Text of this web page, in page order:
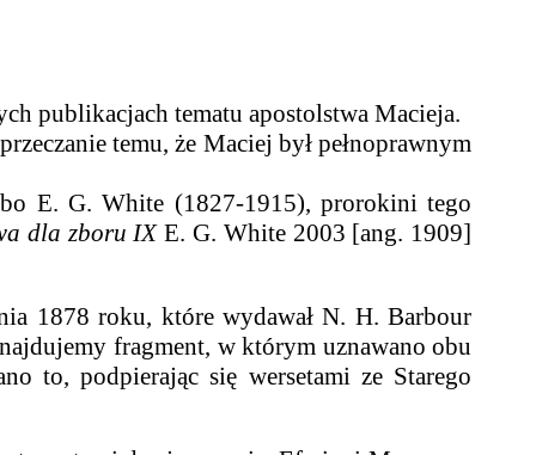
publikacjach tematu apostolstwa Macieja.
temu, że Maciej był pełnoprawnym
G. White (1827-1915), prorokini tego
dla zboru IXE. G. White 2003 [ang. 1909]
1878 roku, które wydawał N. H. Barbour
fragment, w którym uznawano obu
to, podpierając się wersetami ze Starego